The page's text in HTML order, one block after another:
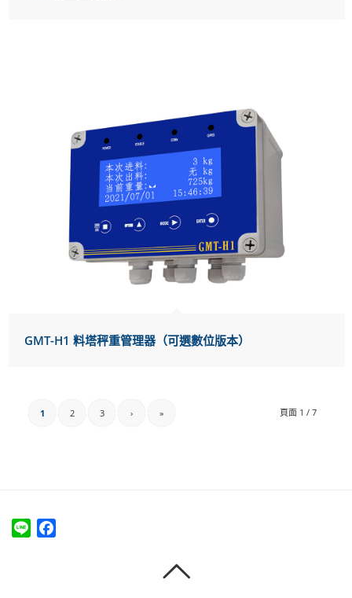
GMT-H1 料塔秤重管理器（可選數位版本）
頁面 1 / 7
1 2 3 › »
Line